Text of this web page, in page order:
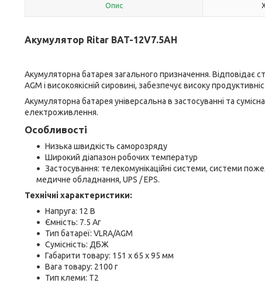
Опис
Акумулятор Ritar BAT-12V7.5AH
Акумуляторна батарея загального призначення. Відповідає
AGM і високоякісній сировині, забезпечує високу
Акумуляторна батарея універсальна в застосуванні та
електроживлення.
Особливості
Низька швидкість саморозряду
Широкий діапазон робочих температур
Застосування: телекомунікаційні системи, системи
медичне обладнання, UPS / EPS.
Технічні характеристики:
Напруга: 12 В
Ємність: 7.5 Аг
Тип батареї: VLRA/AGM
Сумісність: ДБЖ
Габарити товару: 151 x 65 x 95 мм
Вага товару: 2100 г
Тип клеми: T2